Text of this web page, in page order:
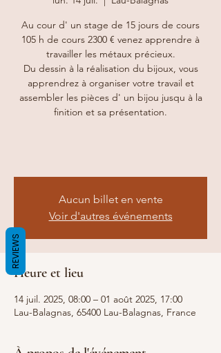
Au cour d' un stage de 15 jours de cours
105 h de cours 2300 € venez apprendre à
travailler les métaux précieux.
Du dessin à la réalisation du bijoux, vous
apprendrez à organiser votre travail et
assembler les pièces d' un bijou jusqu à la
finition et sa présentation.
Aucun billet en vente
Voir d'autres événements
Heure et lieu
14 juil. 2025, 08:00 – 01 août 2025, 17:00
Lau-Balagnas, 65400 Lau-Balagnas, France
REVIEWS